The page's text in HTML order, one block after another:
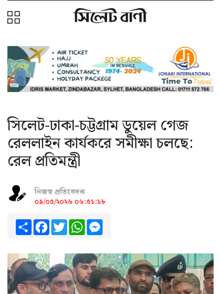
সিলেট-ঢাকা-চট্টগ্রাম ডুয়েল গেজ
রেললাইন কার্যকরে সমীক্ষা চলছে:
রেল প্রতিমন্ত্রী
নিজস্ব প্রতিবেদক
০৯/০৫/২০২৬ ০৬:৫১:১৮
ShareFacebook
TwitterWhatsApp